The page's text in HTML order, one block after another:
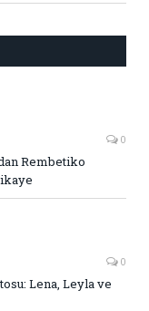
0
Rembetiko
0
Lena, Leyla ve